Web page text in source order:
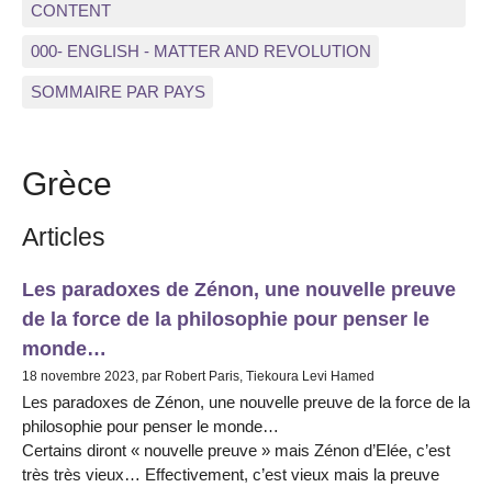
CONTENT
000- ENGLISH - MATTER AND REVOLUTION
SOMMAIRE PAR PAYS
Grèce
Articles
Les paradoxes de Zénon, une nouvelle preuve
de la force de la philosophie pour penser le
monde…
18 novembre 2023, par Robert Paris, Tiekoura Levi Hamed
Les paradoxes de Zénon, une nouvelle preuve de la force de la
philosophie pour penser le monde…
Certains diront « nouvelle preuve » mais Zénon d’Elée, c’est
très très vieux… Effectivement, c’est vieux mais la preuve